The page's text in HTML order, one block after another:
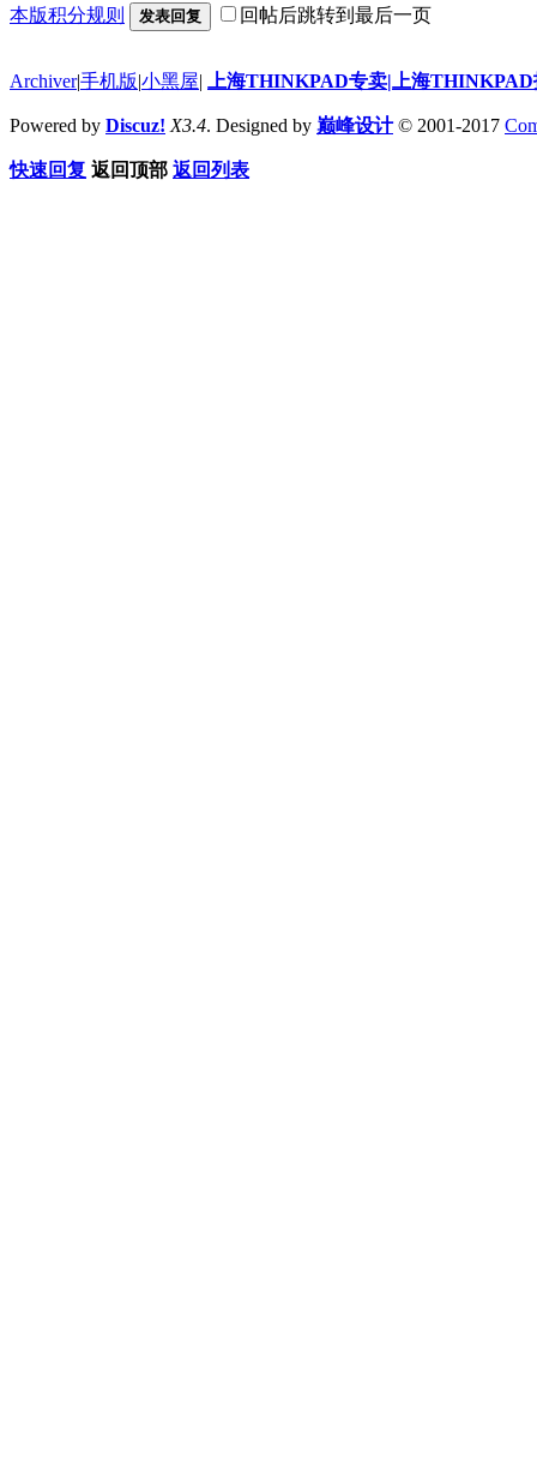
本版积分规则 发表回复 回帖后跳转到最后一页
Archiver|手机版|小黑屋| 上海THINKPAD专卖|上海
Powered by Discuz! X3.4. Designed by 巅峰设计© 2001-2017
快速回复 返回顶部 返回列表